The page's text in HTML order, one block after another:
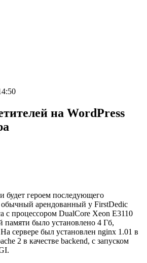
на WordPress
будет героем последующего
арендованный у FirstDedic
с процессором DualCore Xeon E3110
памяти было установлено 4 Гб,
сервере был установлен nginx 1.01 в
2 в качестве backend, с запуском